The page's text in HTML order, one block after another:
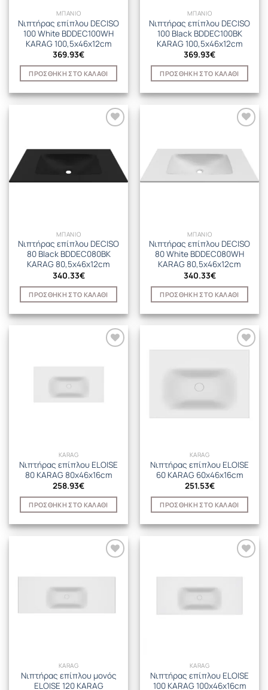
ΜΠΑΝΙΟ
Νιπτήρας επίπλου DECISO
100 White BDDEC100WH
KARAG 100,5x46x12cm
369.93€
ΠΡΟΣΘΉΚΗ ΣΤΟ ΚΑΛΆΘΙ
ΜΠΑΝΙΟ
Νιπτήρας επίπλου DECISO
100 Black BDDEC100BK
KARAG 100,5x46x12cm
369.93€
ΠΡΟΣΘΉΚΗ ΣΤΟ ΚΑΛΆΘΙ
ΜΠΑΝΙΟ
Νιπτήρας επίπλου DECISO
80 Black BDDEC080BK
KARAG 80,5x46x12cm
340.33€
ΠΡΟΣΘΉΚΗ ΣΤΟ ΚΑΛΆΘΙ
ΜΠΑΝΙΟ
Νιπτήρας επίπλου DECISO
80 White BDDEC080WH
KARAG 80,5x46x12cm
340.33€
ΠΡΟΣΘΉΚΗ ΣΤΟ ΚΑΛΆΘΙ
KARAG
Νιπτήρας επίπλου ELOISE
80 KARAG 80x46x16cm
258.93€
ΠΡΟΣΘΉΚΗ ΣΤΟ ΚΑΛΆΘΙ
KARAG
Νιπτήρας επίπλου ELOISE
60 KARAG 60x46x16cm
251.53€
ΠΡΟΣΘΉΚΗ ΣΤΟ ΚΑΛΆΘΙ
KARAG
Νιπτήρας επίπλου μονός
ELOISE 120 KARAG
KARAG
Νιπτήρας επίπλου ELOISE
100 KARAG 100x46x16cm